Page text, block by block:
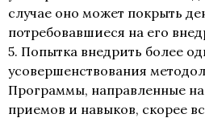
случае оно может покрыть
потребовавшиеся на его
5. Попытка внедрить более
усовершенствования
Программы, направленные
приемов и навыков, скорее